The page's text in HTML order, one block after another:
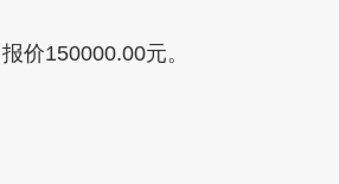
价150000.00元。